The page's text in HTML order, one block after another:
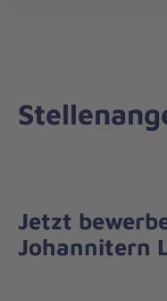
Jetzt
Johannitern